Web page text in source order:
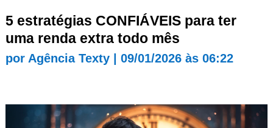
5 estratégias CONFIÁVEIS para ter
uma renda extra todo mês
por Agência Texty| 09/01/2026 às 06:22